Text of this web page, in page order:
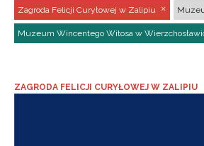
Zagroda Felicji Curyłowej w Zalipiu
Muzeum Wincentego Witosa w
ZAGRODA FELICJI CURYŁOWEJ W ZALIPIU